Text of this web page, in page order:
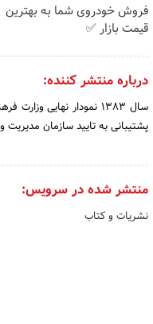
فروش خودروی شما به بهترین
قیمت بازار ✅
درباره منتشر کننده:
سال 1383 نمودار
پشتیبانی به تایید سازمان مدیریت
منتشر شده در سرویس:
نشریات و کتاب